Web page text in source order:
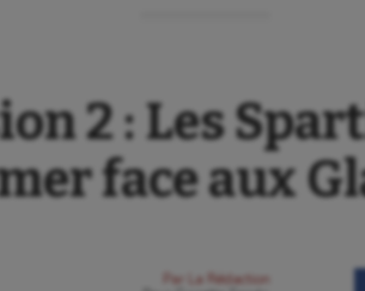
2 : Les
face aux
Par
La Rédaction